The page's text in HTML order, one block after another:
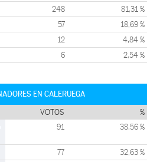
248 81,31 %
57 18,69 %
12 4,84 %
6 2,54 %
EN CALERUEGA
VOTOS %
91 38,56 %
77 32,63 %